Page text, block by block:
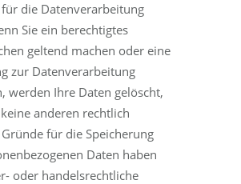
die Datenverarbeitung
Sie ein berechtigtes
geltend machen oder eine
zur Datenverarbeitung
werden Ihre Daten gelöscht,
anderen rechtlich
für die Speicherung
Daten haben
oder handelsrechtliche